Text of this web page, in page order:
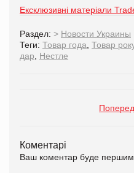
Ексклюзивні матеріали
Раздел: > Новости Украины
Теги: Товар года Товар
дар
Нестле
Коментарі
Ваш коментар буде першим.